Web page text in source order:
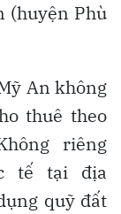
(huyện Phù
An không
thuê theo
riêng
tế tại địa
quỹ đất